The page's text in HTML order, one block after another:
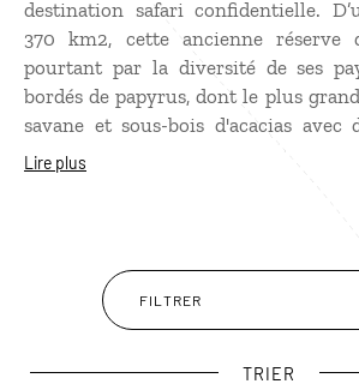
destination safari confidentielle.
370 km2, cette ancienne réserve
pourtant par la diversité de ses
bordés de papyrus, dont le plus
savane et sous-bois d'acacias avec
rocheux et des gorges. L’absence
hyènes, des hippopotames, des
des crocodiles et des girafes !
innombrables oiseaux.
Lire plus
FILTRER
TRIER